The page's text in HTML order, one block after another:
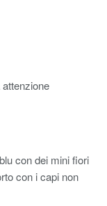
con dei mini fiori
con i capi non